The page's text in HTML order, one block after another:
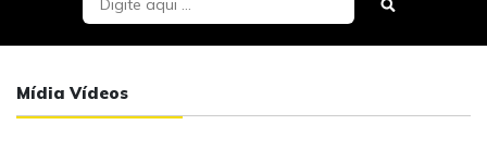
Mídia Vídeos